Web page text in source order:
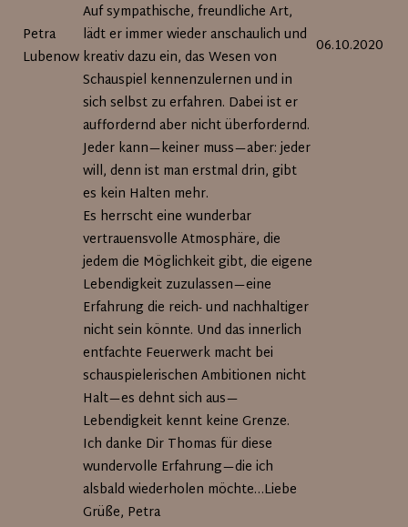
Petra
Lubenow
Auf sympathische, freundliche Art,
lädt er immer wieder anschaulich und
kreativ dazu ein, das Wesen von
Schauspiel kennenzulernen und in
sich selbst zu erfahren. Dabei ist er
auffordernd aber nicht überfordernd.
Jeder kann—keiner muss—aber: jeder
will, denn ist man erstmal drin, gibt
es kein Halten mehr.
Es herrscht eine wunderbar
vertrauensvolle Atmosphäre, die
jedem die Möglichkeit gibt, die eigene
Lebendigkeit zuzulassen—eine
Erfahrung die reich- und nachhaltiger
nicht sein könnte. Und das innerlich
entfachte Feuerwerk macht bei
schauspielerischen Ambitionen nicht
Halt—es dehnt sich aus—
Lebendigkeit kennt keine Grenze.
Ich danke Dir Thomas für diese
wundervolle Erfahrung—die ich
alsbald wiederholen möchte…Liebe
Grüße, Petra
06.10.2020